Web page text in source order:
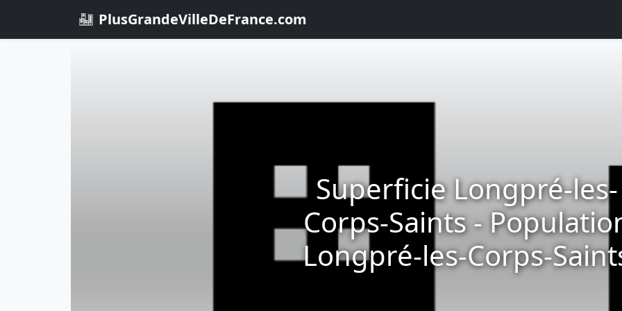
PlusGrandeVilleDeFrance.com
Superficie Longpré-les-
Corps-Saints -
Longpré-les-Corps-